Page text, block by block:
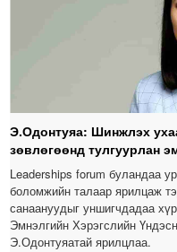
Э.Одонтуяа: Шинжлэх
зөвлөгөөнд тулгуурлан
Leaderships forum буландаа
боломжийн талаар ярилцаж
санаануудыг уншигчдадаа
Эмнэлгийн Хэрэгслийн
Э.Одонтуяатай ярилцлаа.